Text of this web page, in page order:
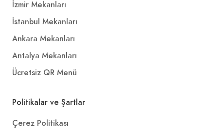
İzmir Mekanları
İstanbul Mekanları
Ankara Mekanları
Antalya Mekanları
Ücretsiz QR Menü
Politikalar ve Şartlar
Çerez Politikası